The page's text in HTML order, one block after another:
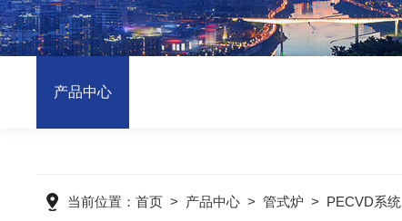
产品中心
当前位置：首页 > 产品中心 >管式炉 > PECVD系统